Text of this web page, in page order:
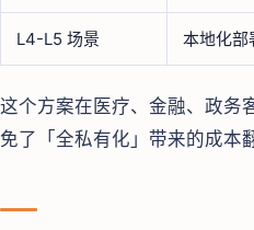
L4-L5 场景 本地化部
这个方案在医疗、金融、政务
免了「全私有化」带来的成本